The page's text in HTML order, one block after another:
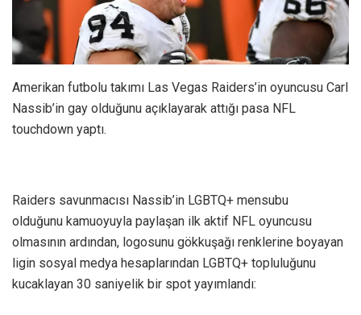
Amerikan futbolu takımı Las Vegas Raiders’in oyuncusu Carl
Nassib’in gay olduğunu açıklayarak attığı pasa NFL
touchdown yaptı.
Raiders savunmacısı Nassib’in LGBTQ+ mensubu
olduğunu kamuoyuyla paylaşan ilk aktif NFL oyuncusu
olmasının ardından, logosunu gökkuşağı renklerine boyayan
ligin sosyal medya hesaplarından LGBTQ+ topluluğunu
kucaklayan 30 saniyelik bir spot yayımlandı: